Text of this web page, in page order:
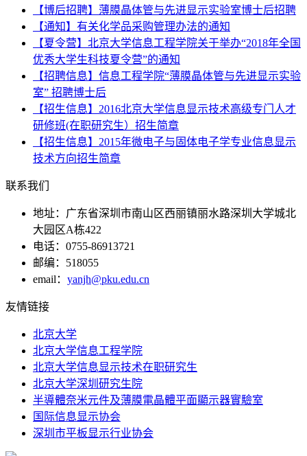
【博后招聘】薄膜晶体管与先进显示实验室博士后招聘
【通知】有关化学品采购管理办法的通知
【夏令营】北京大学信息工程学院关于举办“2018年全国
优秀大学生科技夏令营”的通知
【招聘信息】信息工程学院“薄膜晶体管与先进显示实验
室” 招聘博士后
【招生信息】2016北京大学信息显示技术高级专门人才
研修班(在职研究生）招生简章
【招生信息】2015年微电子与固体电子学专业信息显示
技术方向招生简章
联系我们
地址：广东省深圳市南山区西丽镇丽水路深圳大学城北
大园区A栋422
电话：0755-86913721
邮编：518055
email： yanjh@pku.edu.cn
友情链接
北京大学
北京大学信息工程学院
北京大学信息显示技术在职研究生
北京大学深圳研究生院
半導體奈米元件及薄膜電晶體平面顯示器實驗室
国际信息显示协会
深圳市平板显示行业协会